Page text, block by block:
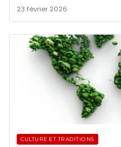
23 février 2026
CULTURE ET TRADITIONS